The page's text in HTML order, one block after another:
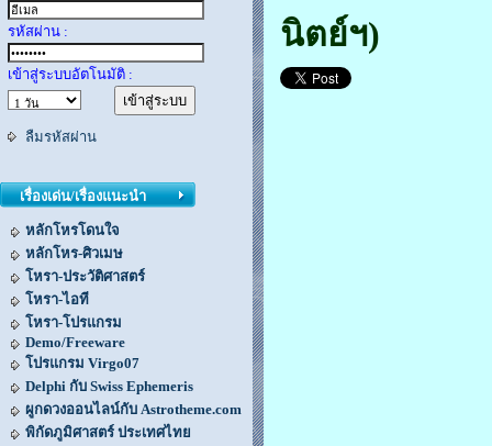
รหัสผ่าน :
เข้าสู่ระบบอัตโนมัติ :
ลืมรหัสผ่าน
เรื่องเด่น/เรื่องแนะนำ
หลักโหรโดนใจ
หลักโหร-ศิวเมษ
โหรา-ประวัติศาสตร์
โหรา-ไอที
โหรา-โปรแกรม
Demo/Freeware
โปรแกรม Virgo07
Delphi กับ Swiss Ephemeris
ผูกดวงออนไลน์กับ Astrotheme.com
พิกัดภูมิศาสตร์ ประเทศไทย
นิตย์ฯ)